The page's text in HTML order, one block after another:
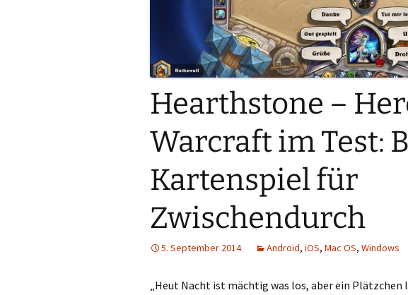
Hearthstone –
Warcraft im Test:
Kartenspiel für
Zwischendurch
5. September 2014 Android, iOS, Mac OS, Windows
„Heut Nacht ist mächtig was los, aber ein Plätzchen